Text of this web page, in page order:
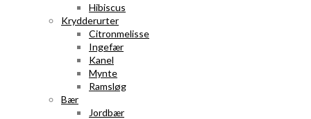
Hibiscus
Krydderurter
Citronmelisse
Ingefær
Kanel
Mynte
Ramsløg
Bær
Jordbær